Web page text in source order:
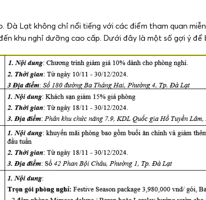
Đà Lạt không chỉ nổi tiếng với các điểm tham quan
khu nghỉ dưỡng cao cấp. Dưới đây là một số gợi ý